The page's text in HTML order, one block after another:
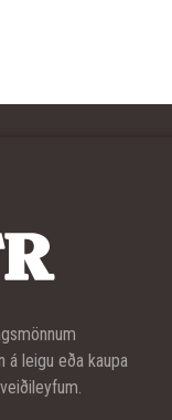
á leigu eða kaupa